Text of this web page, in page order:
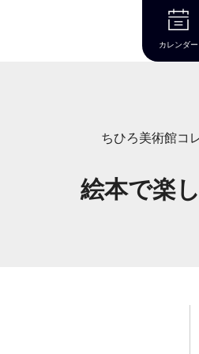
本文
カレンダー
ちひろ美術館コ
絵本で楽